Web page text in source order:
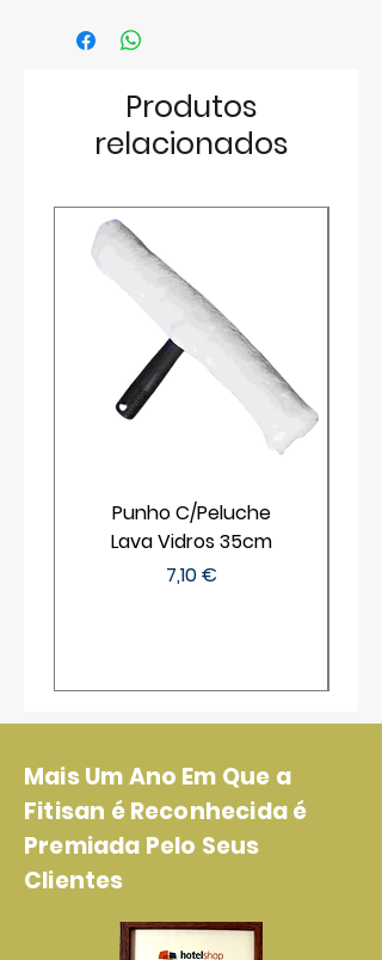
Produtos
relacionados
Punho C/Peluche
Lava Vidros 35cm
Preço
7,10 €
Mais Um Ano Em Que a
Fitisan é Reconhecida é
Premiada Pelo Seus
Clientes